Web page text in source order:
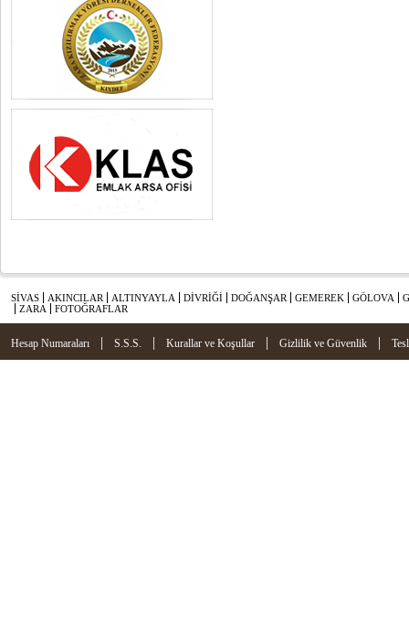
SİVAS AKINCILAR ALTINYAYLA DİVRİĞİ DOĞANŞAR GEMEREK GÖLOVA
ZARA
FOTOĞRAFLAR
Hesap Numaraları | S.S.S. | Kurallar ve Koşullar | Gizlilik ve Güvenlik |